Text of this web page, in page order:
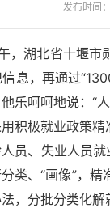
发布时间
，湖北省十堰市
息，再通过
乐呵呵地说：“
积极就业政策精
员、失业人员
类、“画像”，
，分批分类化解